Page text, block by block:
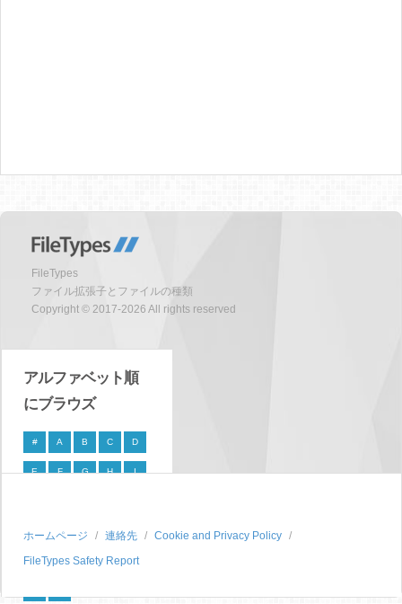
FileTypes
ファイル拡張子とファイルの種類
Copyright © 2017-2026 All rights reserved
アルファベット順
にブラウズ
# A B C D
E F G H I
P Q R S
T U V W X
ホームページ 連絡先
Cookie and Privacy Policy
FileTypes Safety Report